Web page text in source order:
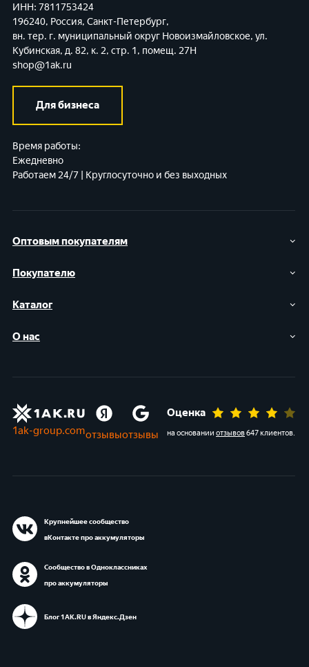
Оптовым покупателям
Покупателю
Каталог
О нас
ИНН: 7811753424
196240, Россия, Санкт-Петербург,
вн. тер. г. муниципальный округ Новоизмайловское, ул.
Кубинская, д. 82, к. 2, стр. 1, помещ. 27Н
shop@1ak.ru
Для бизнеса
Время работы:
Ежедневно
Работаем 24/7 | Круглосуточно и без выходных
1ak-group.comотзывыотзывы
Оценка
на основании отзывов647 клиентов.
Крупнейшее сообщество
вКонтакте про аккумуляторы
Сообщество в Одноклассниках
про аккумуляторы
Блог 1АК.RU в Яндекс.Дзен